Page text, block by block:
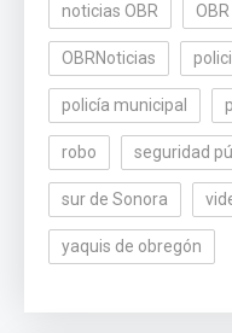
noticias OBR OBR
OBRNoticias
policía municipal
robo seguridad
sur de Sonora
yaquis de obregón